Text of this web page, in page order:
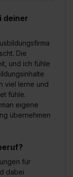
deiner
Die
und ich fühle
viel lerne und
fühle.
eigene
übernehmen
für
dabei